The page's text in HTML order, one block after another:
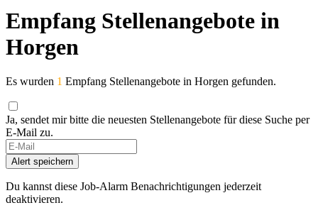
Empfang Stellenangebote in
Horgen
Es wurden 1 Empfang Stellenangebote in Horgen gefunden.
Ja, sendet mir bitte die neuesten Stellenangebote für diese Suche per
E-Mail zu.
Alert speichern
Du kannst diese Job-Alarm Benachrichtigungen jederzeit
deaktivieren.